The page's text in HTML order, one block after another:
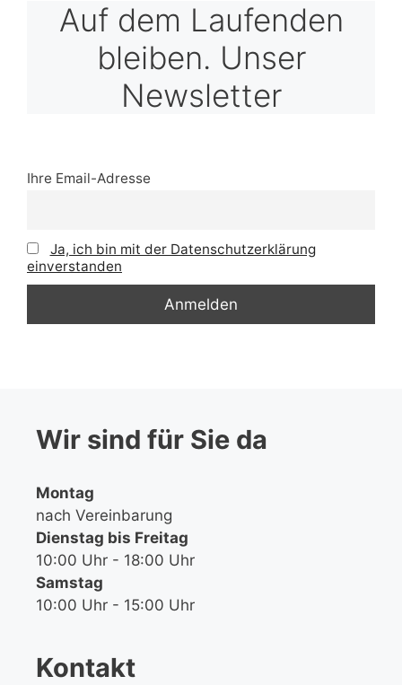
Auf dem Laufenden
bleiben. Unser
Newsletter
Ihre Email-Adresse
Ja, ich bin mit der Datenschutzerklärung
einverstanden
Wir sind für Sie da
Montag
nach Vereinbarung
Dienstag bis Freitag
10:00 Uhr - 18:00 Uhr
Samstag
10:00 Uhr - 15:00 Uhr
Kontakt